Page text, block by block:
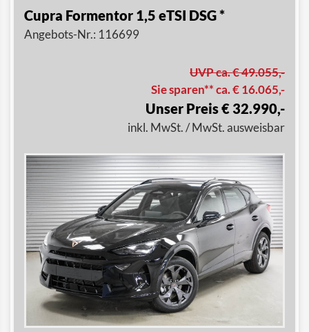
Cupra Formentor 1,5 eTSI DSG *
Angebots-Nr.: 116699
UVP ca. € 49.055,-
Sie sparen** ca. € 16.065,-
Unser Preis € 32.990,-
inkl. MwSt. / MwSt. ausweisbar